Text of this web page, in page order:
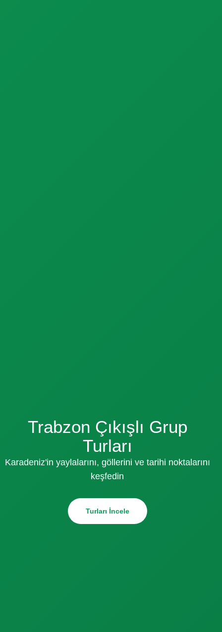
Trabzon Çıkışlı Grup
Turları
Karadeniz'in yaylalarını, göllerini ve tarihi noktalarını
keşfedin
Turları İncele